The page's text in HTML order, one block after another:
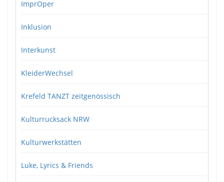
ImprOper
Inklusion
Interkunst
KleiderWechsel
Krefeld TANZT zeitgenössisch
Kulturrucksack NRW
Kulturwerkstätten
Luke, Lyrics & Friends